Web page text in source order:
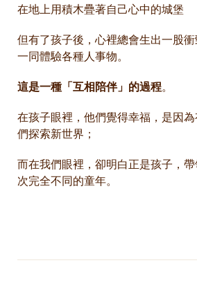
在地上用積木疊著自己心中的城堡
但有了孩子後，心裡總會生出一股
一同體驗各種人事物。
這是一種「互相陪伴」的過程。
在孩子眼裡，他們覺得幸福，是因
們探索新世界；
而在我們眼裡，卻明白正是孩子，
次完全不同的童年。